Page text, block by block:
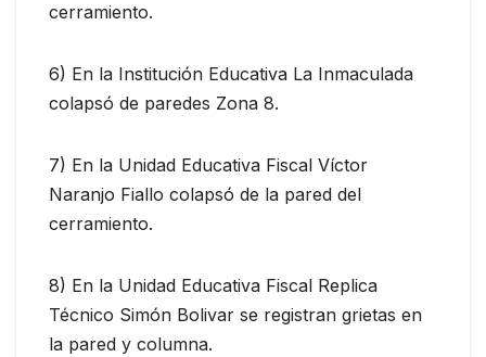
cerramiento.
6) En la Institución Educativa La Inmaculada
colapsó de paredes Zona 8.
7) En la Unidad Educativa Fiscal Víctor
Naranjo Fiallo colapsó de la pared del
cerramiento.
8) En la Unidad Educativa Fiscal Replica
Técnico Simón Bolivar se registran grietas en
la pared y columna.